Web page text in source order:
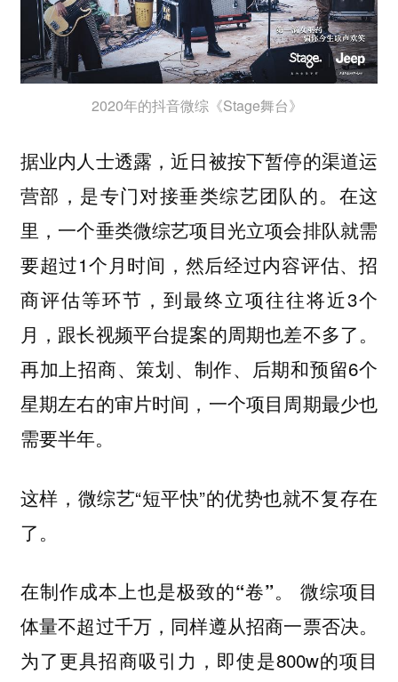
2020年的抖音微综《Stage舞台》
据业内人士透露，近日被按下暂停的渠道运
营部，是专门对接垂类综艺团队的。在这
里，一个垂类微综艺项目光立项会排队就需
要超过1个月时间，然后经过内容评估、招
商评估等环节，到最终立项往往将近3个
月，跟长视频平台提案的周期也差不多了。
再加上招商、策划、制作、后期和预留6个
星期左右的审片时间，一个项目周期最少也
需要半年。
这样，微综艺“短平快”的优势也就不复存在
了。
在制作成本上也是极致的“卷”。
微综项目
体量不超过千万，同样遵从招商一票否决。
为了更具招商吸引力，即使是800w的项目